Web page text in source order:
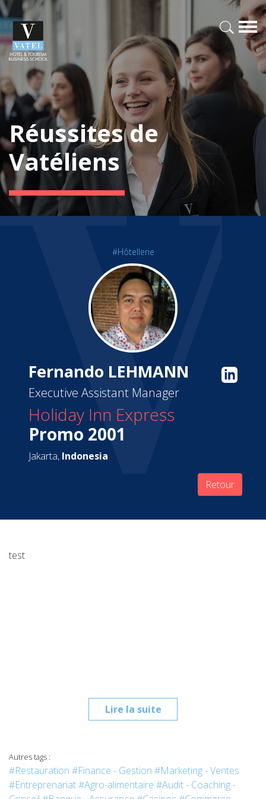
Réussites de
Vatéliens
#Hôtellerie
Fernando LEHMANN
Executive Assistant Manager
Holiday Inn Express
Promo 2001
Jakarta, Indonesia
Retour
Lire la suite
test
Autres tags :
#Restauration #Finance - Gestion #Marketing - Ventes
#Entreprenariat#Agro-alimentaire #Audit - Coaching -